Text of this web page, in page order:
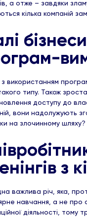
а отже – завдяки
кілька компаній
використанням
типу. Також
доступу до
вони надолужують
на злочинному
з
важлива річ, яка,
навчання, а не про
діяльності, тому